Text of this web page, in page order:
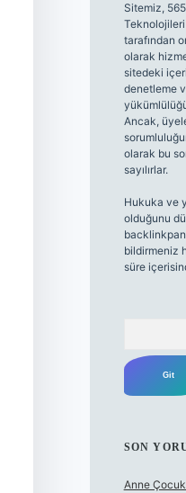
Sitemiz,
tarafından
olarak
sitedeki
denetleme
Ancak,
olarak bu
sayılırlar.
Hukuka ve
olduğunu
bildirmeniz
süre
SON
Anne